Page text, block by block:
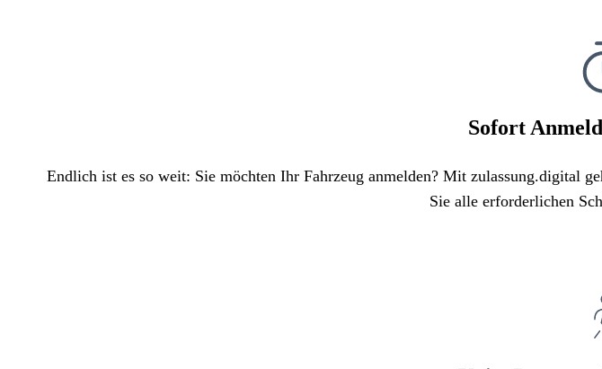
Sofort
Endlich ist es so weit: Sie möchten Ihr Fahrzeug anmelden? Mit zulassung.digital
Sie alle erforderlichen